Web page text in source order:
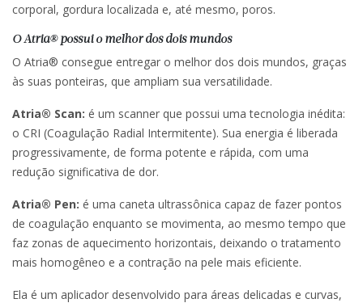
corporal, gordura localizada e, até mesmo, poros.
O Atria® possui o melhor dos dois mundos
O Atria® consegue entregar o melhor dos dois mundos, graças
às suas ponteiras, que ampliam sua versatilidade.
Atria® Scan: é um scanner que possui uma tecnologia inédita:
o CRI (Coagulação Radial Intermitente). Sua energia é liberada
progressivamente, de forma potente e rápida, com uma
redução significativa de dor.
Atria® Pen: é uma caneta ultrassônica capaz de fazer pontos
de coagulação enquanto se movimenta, ao mesmo tempo que
faz zonas de aquecimento horizontais, deixando o tratamento
mais homogêneo e a contração na pele mais eficiente.
Ela é um aplicador desenvolvido para áreas delicadas e curvas,